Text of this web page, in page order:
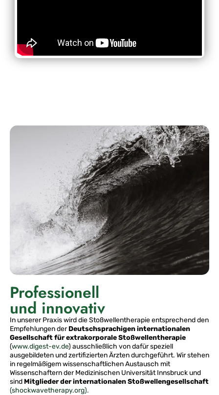
Professionell
und innovativ
In unserer Praxis wird die Stoßwellentherapie entsprechend den
Empfehlungen derDeutschsprachigen internationalen
Gesellschaft für extrakorporale Stoßwellentherapie
(www.digest-ev.de) ausschließlich von dafür speziell
ausgebildeten und zertifizierten Ärzten durchgeführt. Wir stehen
in regelmäßigem wissenschaftlichen Austausch mit
Wissenschaftern der Medizinischen Universität Innsbruck und
sind Mitglieder der internationalen Stoßwellengesellschaft
(shockwavetherapy.org).